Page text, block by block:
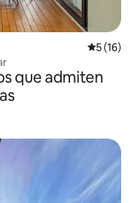
5 (16)
que admiten